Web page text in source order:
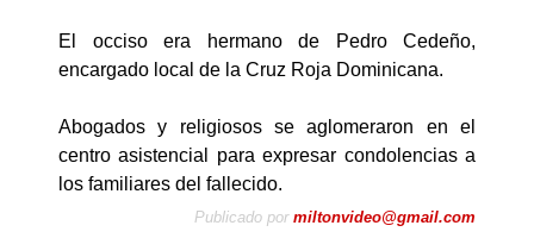
El occiso era hermano de Pedro Cedeño,
encargado local de la Cruz Roja Dominicana.
Abogados y religiosos se aglomeraron en el
centro asistencial para expresar condolencias a
los familiares del fallecido.
Publicado por miltonvideo@gmail.com